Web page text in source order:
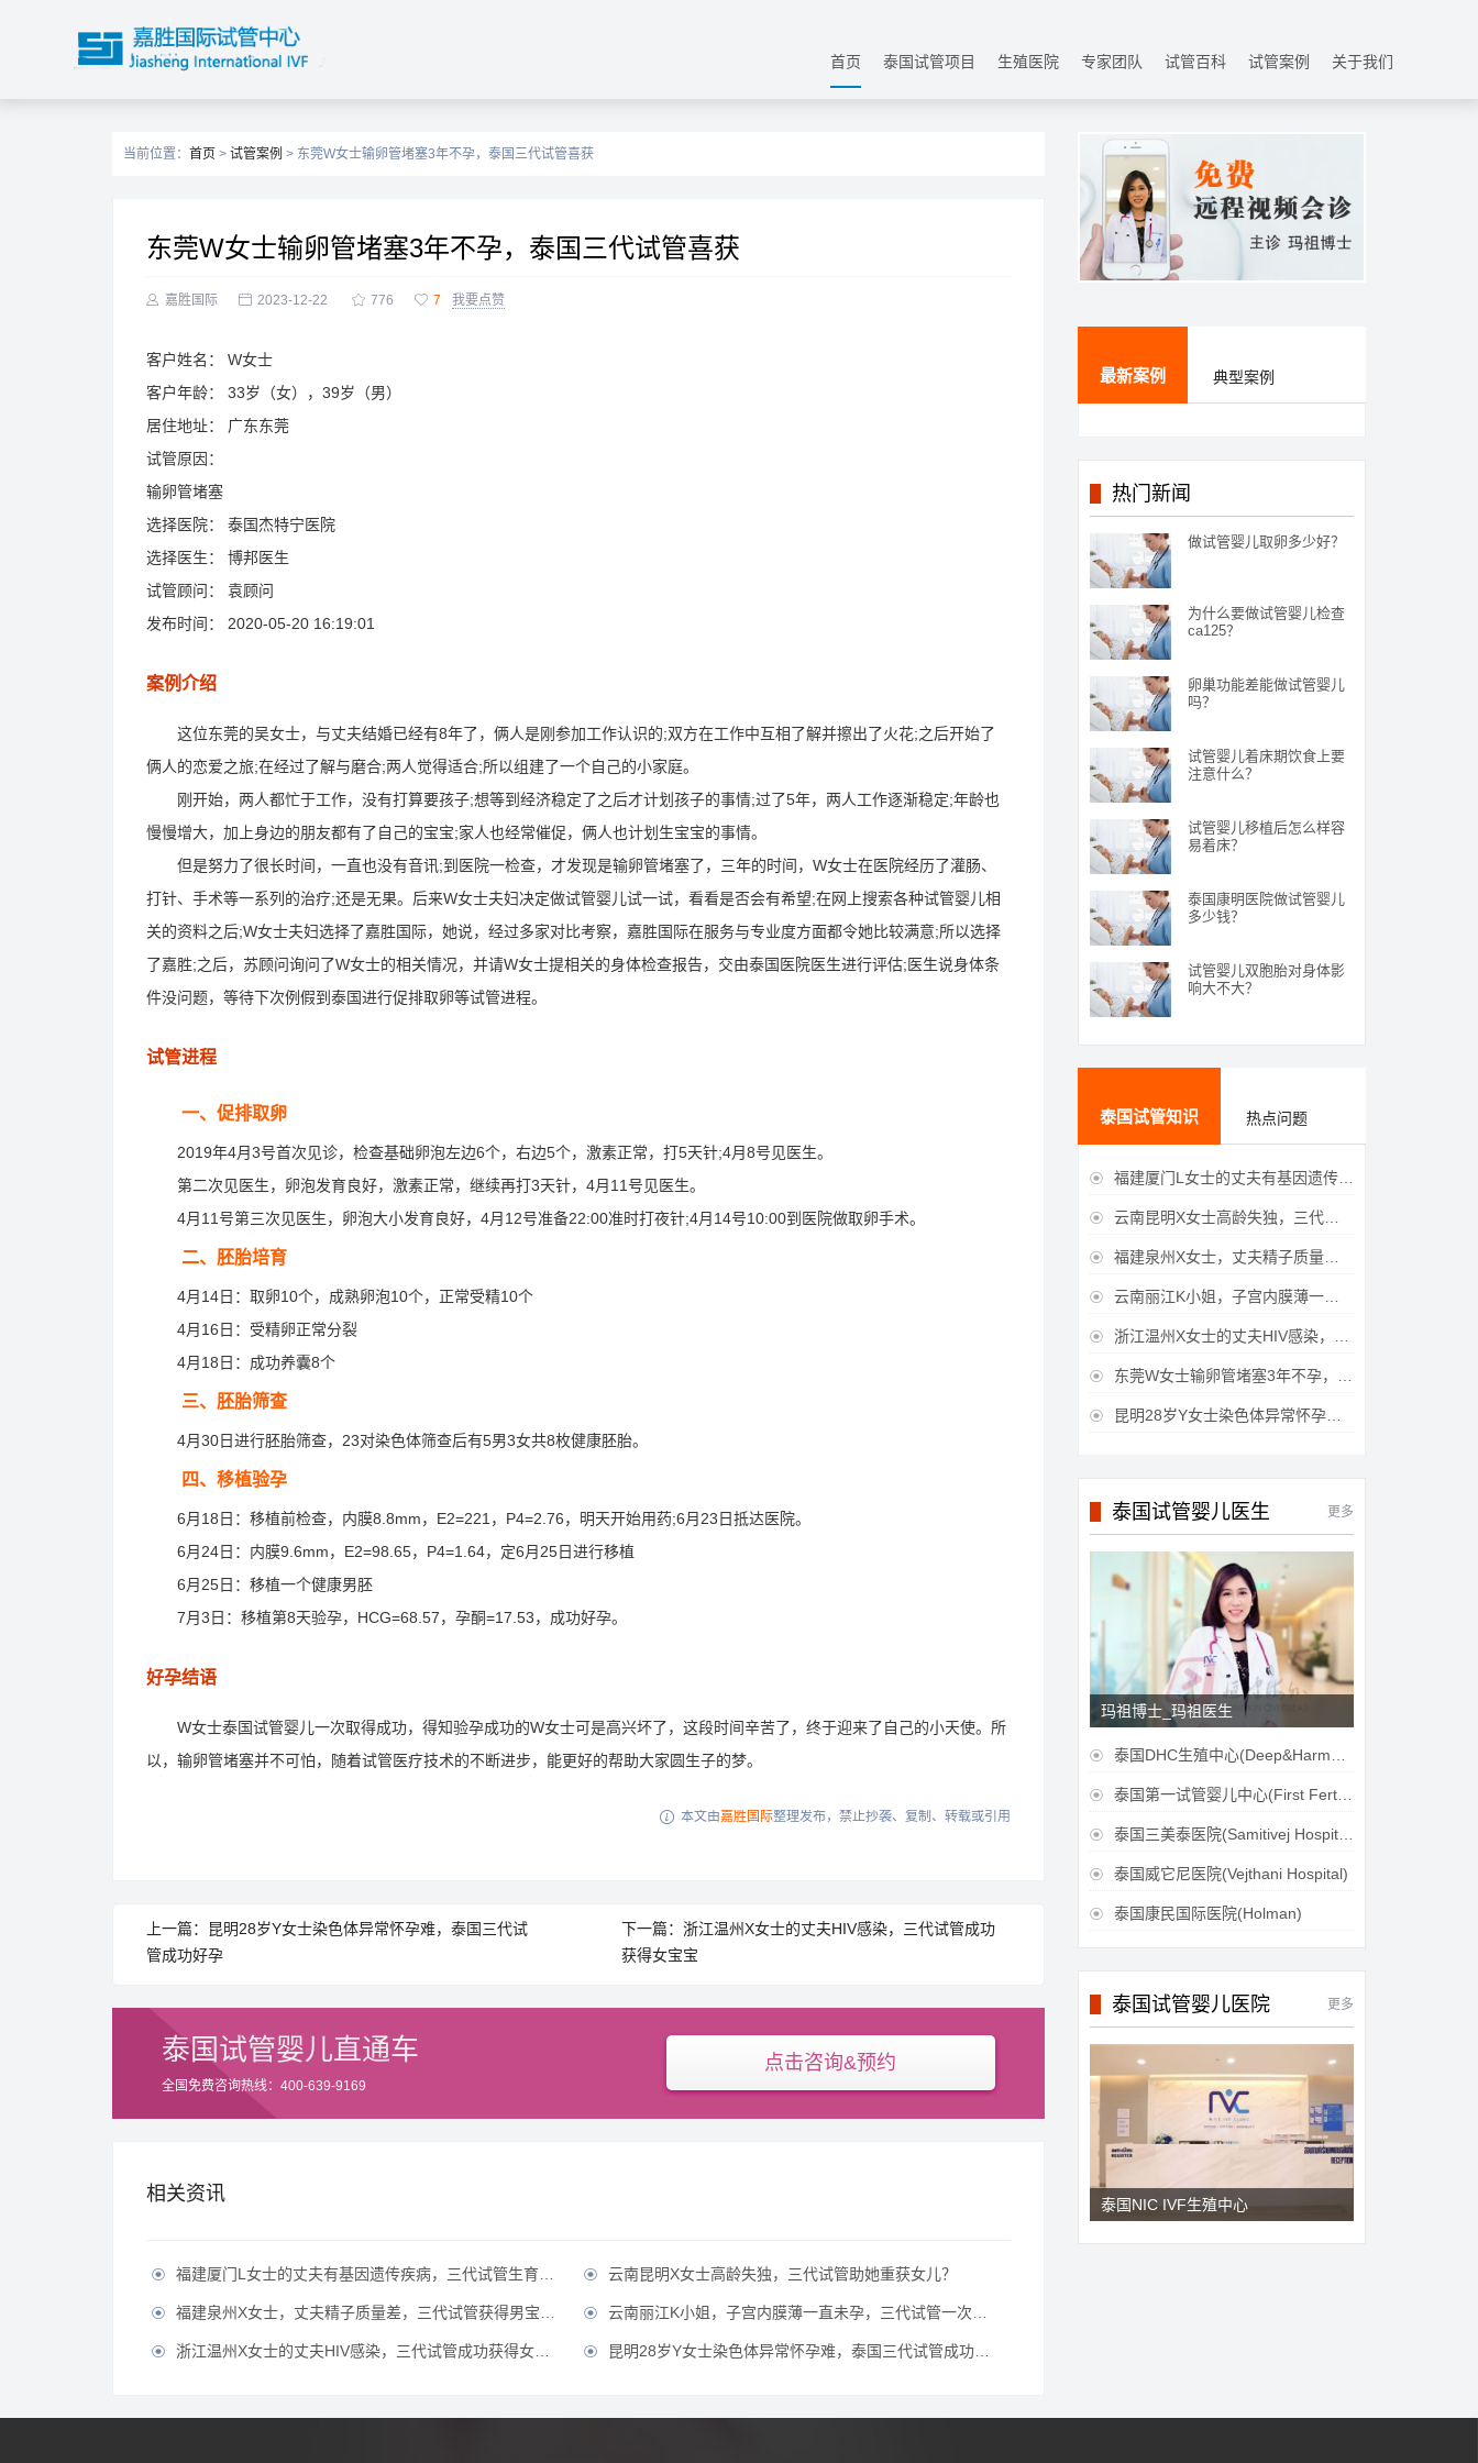
首页 泰国试管项目 生殖医院 专家团队 试管百科 试管案例 关于我们
当前位置： 首页 > 试管案例 > 东莞W女士输卵管堵塞3年不孕，泰国三代试管喜获
东莞W女士输卵管堵塞3年不孕，泰国三代试管喜获
 嘉胜国际  2023-12-22  776  7 我要点赞
客户姓名：
W女士
客户年龄：
33岁（女），39岁（男）
居住地址：
广东东莞
试管原因：
输卵管堵塞
选择医院：
泰国杰特宁医院
选择医生：
博邦医生
试管顾问：
袁顾问
发布时间：
2020-05-20 16:19:01
案例介绍
这位东莞的吴女士，与丈夫结婚已经有8年了，俩人是刚参加工作认识的;双方在工作中互相了解并擦出了火花;之后开始了
俩人的恋爱之旅;在经过了解与磨合;两人觉得适合;所以组建了一个自己的小家庭。
刚开始，两人都忙于工作，没有打算要孩子;想等到经济稳定了之后才计划孩子的事情;过了5年，两人工作逐渐稳定;年龄也
慢慢增大，加上身边的朋友都有了自己的宝宝;家人也经常催促，俩人也计划生宝宝的事情。
但是努力了很长时间，一直也没有音讯;到医院一检查，才发现是输卵管堵塞了，三年的时间，W女士在医院经历了灌肠、
打针、手术等一系列的治疗;还是无果。后来W女士夫妇决定做试管婴儿试一试，看看是否会有希望;在网上搜索各种试管婴儿相
关的资料之后;W女士夫妇选择了嘉胜国际，她说，经过多家对比考察，嘉胜国际在服务与专业度方面都令她比较满意;所以选择
了嘉胜;之后，苏顾问询问了W女士的相关情况，并请W女士提相关的身体检查报告，交由泰国医院医生进行评估;医生说身体条
件没问题，等待下次例假到泰国进行促排取卵等试管进程。
试管进程
一、促排取卵
2019年4月3号首次见诊，检查基础卵泡左边6个，右边5个，激素正常，打5天针;4月8号见医生。
第二次见医生，卵泡发育良好，激素正常，继续再打3天针，4月11号见医生。
4月11号第三次见医生，卵泡大小发育良好，4月12号准备22:00准时打夜针;4月14号10:00到医院做取卵手术。
二、胚胎培育
4月14日：取卵10个，成熟卵泡10个，正常受精10个
4月16日：受精卵正常分裂
4月18日：成功养囊8个
三、胚胎筛查
4月30日进行胚胎筛查，23对染色体筛查后有5男3女共8枚健康胚胎。
四、移植验孕
6月18日：移植前检查，内膜8.8mm，E2=221，P4=2.76，明天开始用药;6月23日抵达医院。
6月24日：内膜9.6mm，E2=98.65，P4=1.64，定6月25日进行移植
6月25日：移植一个健康男胚
7月3日：移植第8天验孕，HCG=68.57，孕酮=17.53，成功好孕。
好孕结语
W女士泰国试管婴儿一次取得成功，得知验孕成功的W女士可是高兴坏了，这段时间辛苦了，终于迎来了自己的小天使。所
以，输卵管堵塞并不可怕，随着试管医疗技术的不断进步，能更好的帮助大家圆生子的梦。
 本文由嘉胜国际整理发布，禁止抄袭、复制、转载或引用
上一篇：昆明28岁Y女士染色体异常怀孕难，泰国三代试
管成功好孕
下一篇：浙江温州X女士的丈夫HIV感染，三代试管成功
获得女宝宝
泰国试管婴儿直通车
全国免费咨询热线：400-639-9169
点击咨询&预约
相关资讯
 福建厦门L女士的丈夫有基因遗传疾病，三代试管生育健康宝宝？  云南昆明X女士高龄失独，三代试管助她重获女儿？
 福建泉州X女士，丈夫精子质量差，三代试管获得男宝宝？  云南丽江K小姐，子宫内膜薄一直未孕，三代试管一次成功获得？
 浙江温州X女士的丈夫HIV感染，三代试管成功获得女宝宝？  昆明28岁Y女士染色体异常怀孕难，泰国三代试管成功好孕？
最新案例 典型案例
热门新闻
做试管婴儿取卵多少好？
为什么要做试管婴儿检查
ca125？
卵巢功能差能做试管婴儿
吗？
试管婴儿着床期饮食上要
注意什么？
试管婴儿移植后怎么样容
易着床？
泰国康明医院做试管婴儿
多少钱？
试管婴儿双胞胎对身体影
响大不大？
泰国试管知识 热点问题
 福建厦门L女士的丈夫有基因遗传疾病，三代试管生育健康宝宝
 云南昆明X女士高龄失独，三代试管助她重获女儿
 福建泉州X女士，丈夫精子质量差，三代试管获得男宝宝
 云南丽江K小姐，子宫内膜薄一直未孕，三代试管一次成功获得
 浙江温州X女士的丈夫HIV感染，三代试管成功获得女宝宝
 东莞W女士输卵管堵塞3年不孕，泰国三代试管喜获
 昆明28岁Y女士染色体异常怀孕难，泰国三代试管成功好孕
泰国试管婴儿医生 更多
玛祖博士_玛祖医生
 泰国DHC生殖中心(Deep&Harmonicare IVF Center)
 泰国第一试管婴儿中心(First Fertilily PGS Center Limitied)
 泰国三美泰医院(Samitivej Hospital)
 泰国威它尼医院(Vejthani Hospital)
 泰国康民国际医院(Holman)
泰国试管婴儿医院 更多
泰国NIC IVF生殖中心